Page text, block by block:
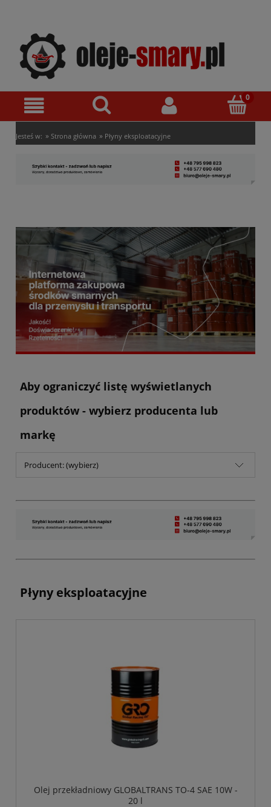
Jesteś w: » Strona główna » Płyny eksploatacyjne
Aby ograniczyć listę wyświetlanych
produktów - wybierz producenta lub
markę
Producent: (wybierz)
Płyny eksploatacyjne
Olej przekładniowy GLOBALTRANS TO-4 SAE 10W -
20 l